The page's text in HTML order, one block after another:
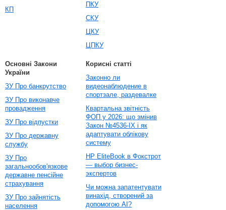
КП
ПКУ
СКУ
ЦКУ
ЦПКУ
Основні Закони
України
ЗУ Про банкрутство
ЗУ Про виконавче
провадження
ЗУ Про відпустки
ЗУ Про державну
службу
ЗУ Про
загальнообов'язкове
державне пенсійне
страхування
ЗУ Про зайнятість
населення
Корисні статті
Законно ли
видеонаблюдение в
спортзале, раздевалке
Квартальна звітність
ФОП у 2026: що змінив
Закон №4536-IX і як
адаптувати облікову
систему
HP EliteBook в Фокстрот
— выбор бизнес-
экспертов
Чи можна запатентувати
винахід, створений за
допомогою AI?